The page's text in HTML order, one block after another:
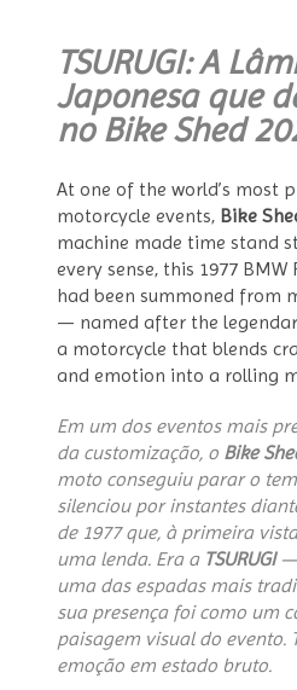
TSURUGI: A
Japonesa que
no Bike Shed
At one of the world’s most
motorcycle events, Bike
machine made time stand
every sense, this 1977
had been summoned from
— named after the
a motorcycle that blends
and emotion into a rolling
Em um dos eventos mais
da customização, o Bike
moto conseguiu parar o
silenciou por instantes
de 1977 que, à primeira
uma lenda. Era a TSURUGI—
uma das espadas mais
sua presença foi como um
paisagem visual do evento.
emoção em estado bruto.